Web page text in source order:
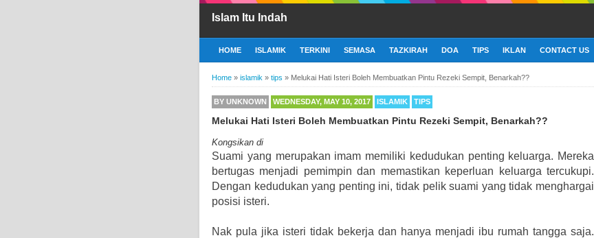
Islam Itu Indah
HOME ISLAMIK TERKINI SEMASA TAZKIRAH DOA TIPS IKLAN CONTACT US
Home » islamik » tips » Melukai Hati Isteri Boleh Membuatkan Pintu Rezeki Sempit, Benarkah??
BY UNKNOWN WEDNESDAY, MAY 10, 2017 ISLAMIK TIPS
Melukai Hati Isteri Boleh Membuatkan Pintu Rezeki Sempit, Benarkah??
Kongsikan di
Suami yang merupakan imam memiliki kedudukan penting keluarga. Mereka
bertugas menjadi pemimpin dan memastikan keperluan keluarga tercukupi.
Dengan kedudukan yang penting ini, tidak pelik suami yang tidak menghargai
posisi isteri.
Nak pula jika isteri tidak bekerja dan hanya menjadi ibu rumah tangga saja.